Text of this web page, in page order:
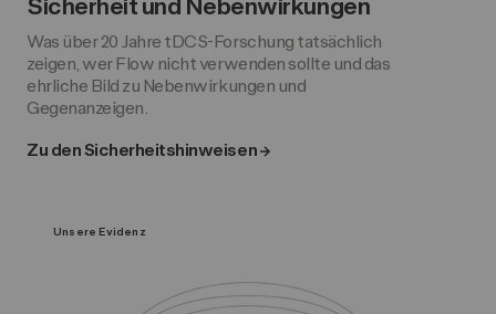
Sicherheit und Nebenwirkungen
Was über 20 Jahre tDCS-Forschung tatsächlich
zeigen, wer Flow nicht verwenden sollte und das
ehrliche Bild zu Nebenwirkungen und
Gegenanzeigen.
Zu den Sicherheitshinweisen
Unsere Evidenz